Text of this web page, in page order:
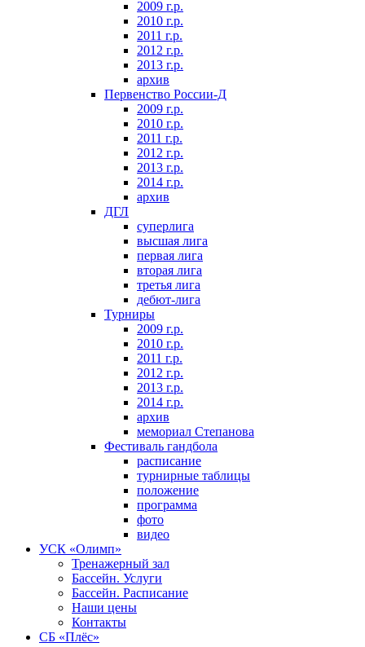
2009 г.р.
2010 г.р.
2011 г.р.
2012 г.р.
2013 г.р.
архив
Первенство России-Д
2009 г.р.
2010 г.р.
2011 г.р.
2012 г.р.
2013 г.р.
2014 г.р.
архив
ДГЛ
суперлига
высшая лига
первая лига
вторая лига
третья лига
дебют-лига
Турниры
2009 г.р.
2010 г.р.
2011 г.р.
2012 г.р.
2013 г.р.
2014 г.р.
архив
мемориал Степанова
Фeстивaль гaндбoлa
расписание
турнирные таблицы
положение
программа
фoтo
видео
УСК «Олимп»
Тренажерный зал
Бассейн. Услуги
Бассейн. Расписание
Наши цены
Контакты
СБ «Плёс»